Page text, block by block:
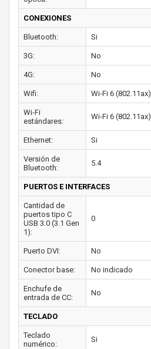
CONEXIONES
Bluetooth: Si
3G: No
4G: No
Wifi: Wi-Fi 6 (802.11ax)
Wi-Fi
estándares:
Wi-Fi 6 (802.11ax)
Ethernet: Si
Versión de
Bluetooth:
5.4
PUERTOS E INTERFACES
Cantidad de
puertos tipo C
USB 3.0 (3.1 Gen
1):
0
Puerto DVI: No
Conector base: No indicado
Enchufe de
entrada de CC:
No
TECLADO
Teclado
numérico:
Si